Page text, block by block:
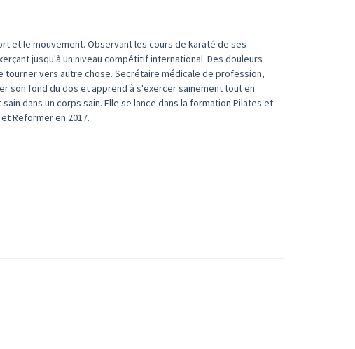
et le mouvement. Observant les cours de karaté de ses
jusqu'à un niveau compétitif international. Des douleurs
vers autre chose. Secrétaire médicale de profession,
son fond du dos et apprend à s'exercer sainement tout en
dans un corps sain. Elle se lance dans la formation Pilates et
Reformer en 2017.